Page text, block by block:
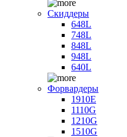
Скиддеры
648L
748L
848L
948L
640L
Форвардеры
1910E
1110G
1210G
1510G